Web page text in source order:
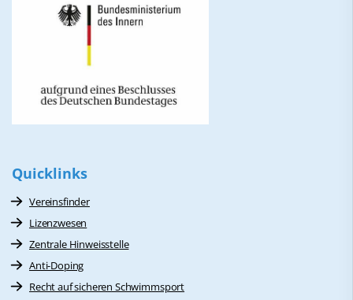
Quicklinks
Vereinsfinder
Lizenzwesen
Zentrale Hinweisstelle
Anti-Doping
Recht auf sicheren Schwimmsport